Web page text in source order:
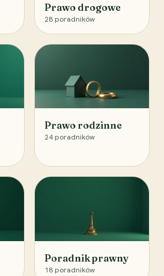
Prawo drogowe
28 poradników
Prawo rodzinne
24 poradników
Poradnik prawny
18 poradników